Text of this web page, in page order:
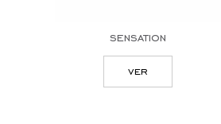
sensation
ver